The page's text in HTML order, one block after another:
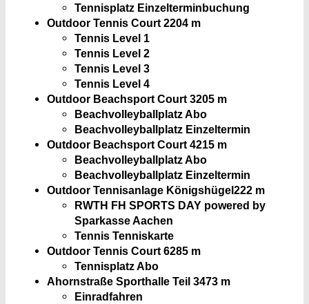
Tennisplatz Einzelterminbuchung
Outdoor Tennis Court 2204 m
Tennis Level 1
Tennis Level 2
Tennis Level 3
Tennis Level 4
Outdoor Beachsport Court 3205 m
Beachvolleyballplatz Abo
Beachvolleyballplatz Einzeltermin
Outdoor Beachsport Court 4215 m
Beachvolleyballplatz Abo
Beachvolleyballplatz Einzeltermin
Outdoor Tennisanlage Königshügel222 m
RWTH FH SPORTS DAY powered by
Sparkasse Aachen
Tennis Tenniskarte
Outdoor Tennis Court 6285 m
Tennisplatz Abo
Ahornstraße Sporthalle Teil 3473 m
Einradfahren